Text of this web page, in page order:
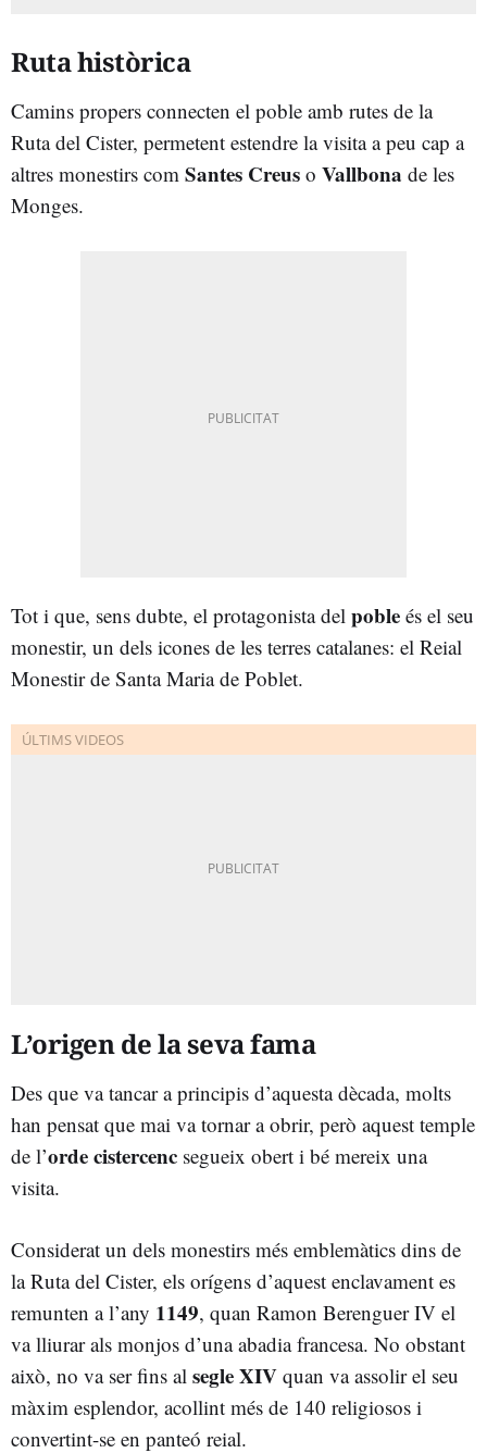
Ruta històrica
Camins propers connecten el poble amb rutes de la
Ruta del Cister, permetent estendre la visita a peu cap a
altres monestirs com Santes Creus o Vallbona de les
Monges.
Tot i que, sens dubte, el protagonista del poble és el seu
monestir, un dels icones de les terres catalanes: el Reial
Monestir de Santa Maria de Poblet.
L’origen de la seva fama
Des que va tancar a principis d’aquesta dècada, molts
han pensat que mai va tornar a obrir, però aquest temple
de l’orde cistercenc segueix obert i bé mereix una
visita.
Considerat un dels monestirs més emblemàtics dins de
la Ruta del Cister, els orígens d’aquest enclavament es
remunten a l’any 1149, quan Ramon Berenguer IV el
va lliurar als monjos d’una abadia francesa. No obstant
això, no va ser fins al segle XIV quan va assolir el seu
màxim esplendor, acollint més de 140 religiosos i
convertint-se en panteó reial.